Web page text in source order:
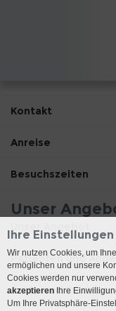
Kontakt
Anreise
Besuchszeiten
Unser
Patienten und
Ärzte und Zuweiser
Ihre
Wir nutzen Cookies, um
ermöglichen und unsere
Cookies werden nur
akzeptieren Ihre
Um Ihre Privatsphäre-